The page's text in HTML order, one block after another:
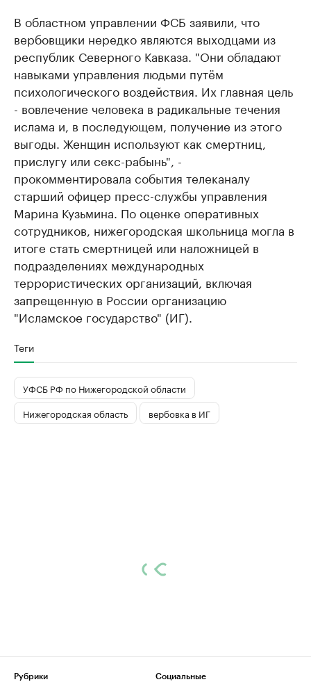
В областном управлении ФСБ заявили, что
вербовщики нередко являются выходцами из
республик Северного Кавказа. "Они обладают
навыками управления людьми путём
психологического воздействия. Их главная цель
- вовлечение человека в радикальные течения
ислама и, в последующем, получение из этого
выгоды. Женщин используют как смертниц,
прислугу или секс-рабынь", -
прокомментировала события телеканалу
старший офицер пресс-службы управления
Марина Кузьмина. По оценке оперативных
сотрудников, нижегородская школьница могла в
итоге стать смертницей или наложницей в
подразделениях международных
террористических организаций, включая
запрещенную в России организацию
"Исламское государство" (ИГ).​
Теги
УФСБ РФ по Нижегородской области
Нижегородская область
вербовка в ИГ
Рубрики
Социальные